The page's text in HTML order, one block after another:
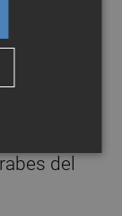
y
de
y "sus
decir,
del